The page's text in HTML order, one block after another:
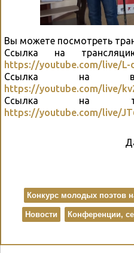
Вы можете посмотреть
Ссылка на
https://youtube.com/live/L-
Ссылка на
https://youtube.com/live/
Ссылка на
https://youtube.com/live/
Конкурс молодых поэтов
Конференции,
Новости